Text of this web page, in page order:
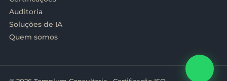
Auditoria
Soluções de IA
Quem somos